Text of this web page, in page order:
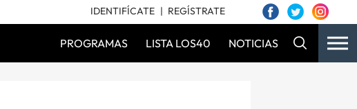
IDENTIFÍCATE REGÍSTRATE
PROGRAMAS LISTA LOS40 NOTICIAS